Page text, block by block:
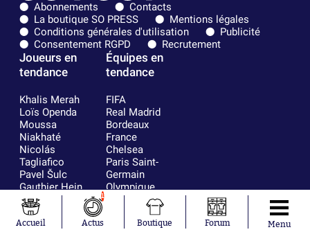
Abonnements
Contacts
La boutique SO PRESS
Mentions légales
Conditions générales d'utilisation
Publicité
Consentement RGPD
Recrutement
Joueurs en
tendance
Khalis Merah
Loïs Openda
Moussa
Niakhaté
Nicolás
Tagliafico
Pavel Šulc
Gauthier Hein
Lionel Messi
Gonzalo
García Torres
Équipes en
tendance
FIFA
Real Madrid
Bordeaux
France
Chelsea
Paris Saint-
Germain
Olympique
lyonnais
RC Strasbourg
Accueil
1
Actus Boutique Forum Menu